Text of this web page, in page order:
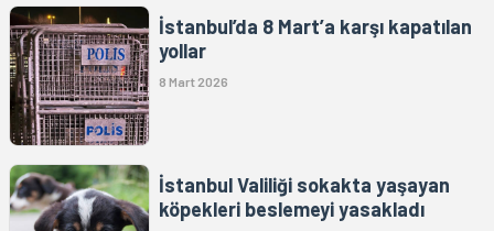
İstanbul’da 8 Mart’a karşı kapatılan
yollar
8 Mart 2026
İstanbul Valiliği sokakta yaşayan
köpekleri beslemeyi yasakladı